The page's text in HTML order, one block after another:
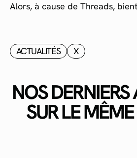
Alors, à cause de Threads,
ACTUALITÉS X
NOS DERNIERS
SUR LE